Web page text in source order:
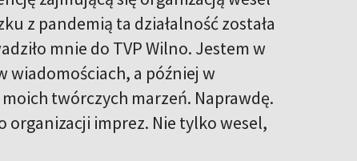
z pandemią ta działalność została
mnie do TVP Wilno. Jestem w
wiadomościach, a później w
twórczych marzeń. Naprawdę.
organizacji imprez. Nie tylko wesel,